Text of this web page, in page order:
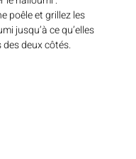
poêle et grillez les
jusqu’à ce qu’elles
deux côtés.